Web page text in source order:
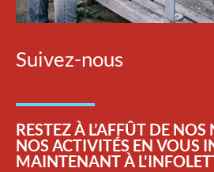
Suivez-nous
RESTEZÀ L’AFFÛT DE NOS
NOS ACTIVITÉS EN VOUS
MAINTENANT À